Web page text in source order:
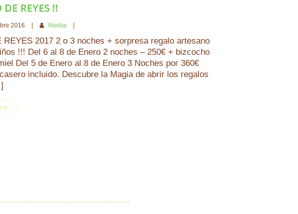
DE REYES !!
2016 Noelia
REYES 2017 2 o 3 noches + sorpresa regalo artesano
!!! Del 6 al 8 de Enero 2 noches – 250€ + bizcocho
Del 5 de Enero al 8 de Enero 3 Noches por 360€
incluido. Descubre la Magia de abrir los regalos